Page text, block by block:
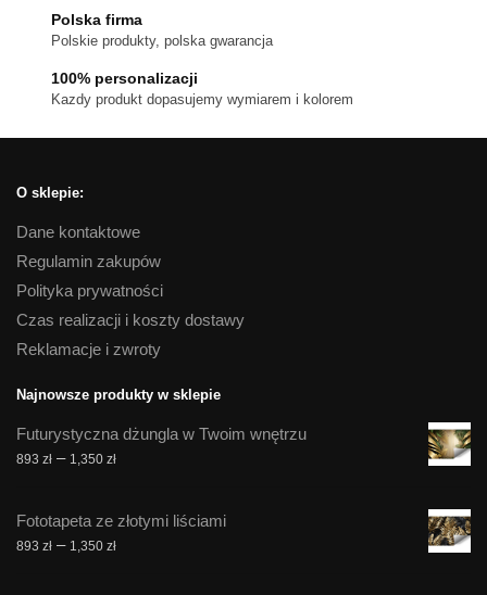
produktu
Polska firma
Polskie produkty, polska gwarancja
100% personalizacji
Kazdy produkt dopasujemy wymiarem i kolorem
O sklepie:
Dane kontaktowe
Regulamin zakupów
Polityka prywatności
Czas realizacji i koszty dostawy
Reklamacje i zwroty
Najnowsze produkty w sklepie
Futurystyczna dżungla w Twoim wnętrzu
893 zł – 1,350 złZakres
893 zł
do
Fototapeta ze złotymi liściami
893 zł – 1,350 złZakres